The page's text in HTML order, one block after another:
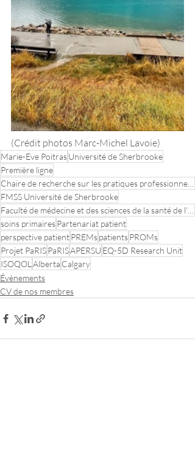
(Crédit photos Marc-Michel Lavoie)
Marie-Eve PoitrasUniversité de Sherbrooke
Première ligne
FMSS Université de Sherbrooke
soins primairesPartenariat patient
perspective patientPREMspatientsPROMs
Projet PaRISPaRISAPERSU EQ-5D Research Unit
ISOQOL Alberta Calgary
Évènements
CV de nos membres